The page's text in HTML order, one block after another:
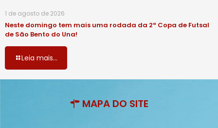
1 de agosto de 2026
Neste domingo tem mais uma rodada da 2ª Copa de Futsal
de São Bento do Una!
Leia mais...
MAPA DO SITE